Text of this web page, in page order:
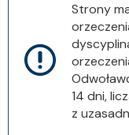
Strony
14 dni,
z